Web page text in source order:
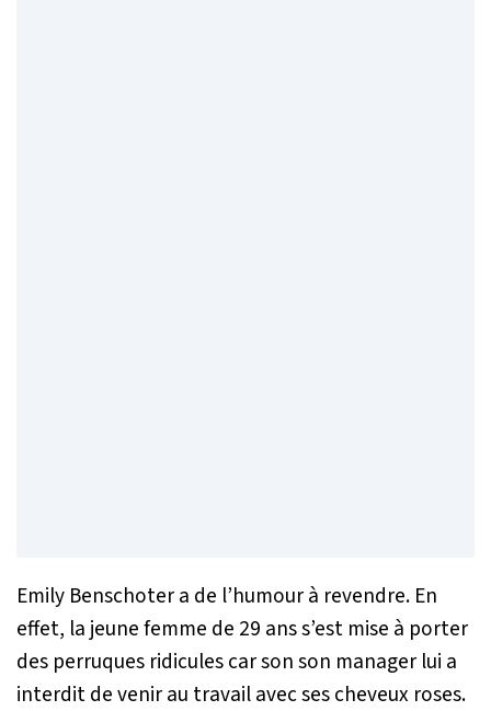
Emily Benschoter a de l’humour à revendre. En
effet, la jeune femme de 29 ans s’est mise à porter
des perruques ridicules car son son manager lui a
interdit de venir au travail avec ses cheveux roses.